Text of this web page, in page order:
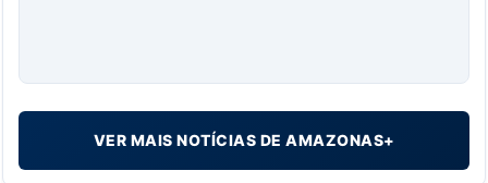
VER MAIS NOTÍCIAS DE AMAZONAS+